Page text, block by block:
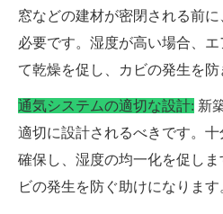
窓などの建材が密閉される前
必要です。湿度が高い場合、
て乾燥を促し、カビの発生を防
通気システムの適切な設計: 新
適切に設計されるべきです。
確保し、湿度の均一化を促し
ビの発生を防ぐ助けになります